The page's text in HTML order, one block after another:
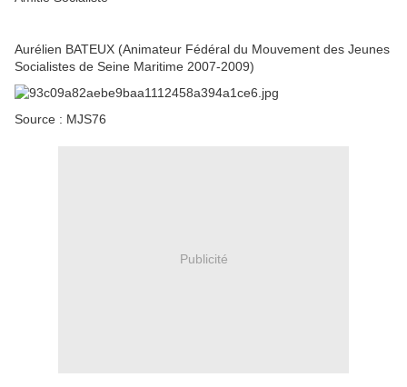
Aurélien BATEUX (Animateur Fédéral du Mouvement des Jeunes
Socialistes de Seine Maritime 2007-2009)
Source : MJS76
Publicité